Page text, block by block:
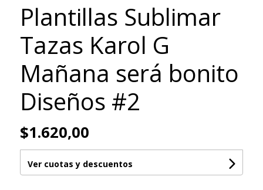
Plantillas Sublimar
Tazas Karol G
Mañana será bonito
Diseños #2
$1.620,00
Ver cuotas y descuentos